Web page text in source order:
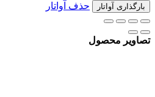
بارگذاری آواتار حذف آواتار
تصاویر محصول